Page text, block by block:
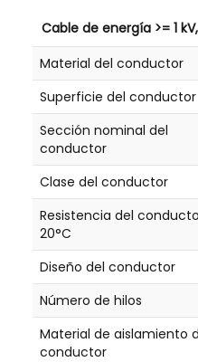
Cable de energía >= 1
Material del conductor
Superficie del conductor
Sección nominal del
conductor
Clase del conductor
Resistencia del
20°C
Diseño del conductor
Número de hilos
Material de aislamiento
conductor